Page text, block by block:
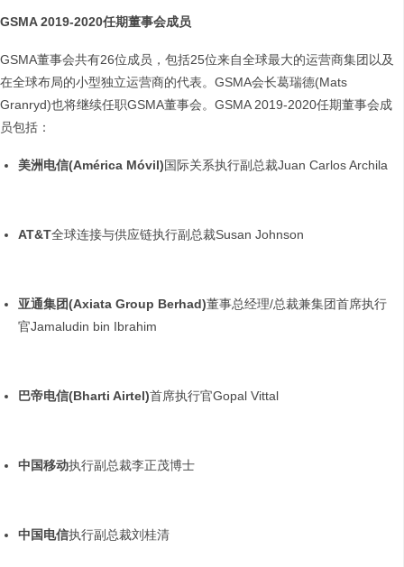
GSMA 2019-2020任期董事会成员
GSMA董事会共有26位成员，包括25位来自全球最大的运营商集团以及
在全球布局的小型独立运营商的代表。GSMA会长葛瑞德(Mats
Granryd)也将继续任职GSMA董事会。GSMA 2019-2020任期董事会成
员包括：
美洲电信(América Móvil)国际关系执行副总裁Juan Carlos Archila
AT&T全球连接与供应链执行副总裁Susan Johnson
亚通集团(Axiata Group Berhad)董事总经理/总裁兼集团首席执行
官Jamaludin bin Ibrahim
巴帝电信(Bharti Airtel)首席执行官Gopal Vittal
中国移动执行副总裁李正茂博士
中国电信执行副总裁刘桂清